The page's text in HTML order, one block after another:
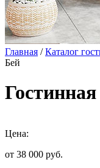
Главная /Каталог
Бей
Цена:
от 38 000 руб.